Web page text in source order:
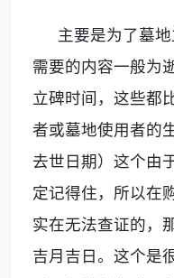
主要是为了墓
需要的内容一般为
立碑时间，这些都
者或墓地使用者的
去世日期）这个由
定记得住，所以在
实在无法查证的，
吉月吉日。这个是